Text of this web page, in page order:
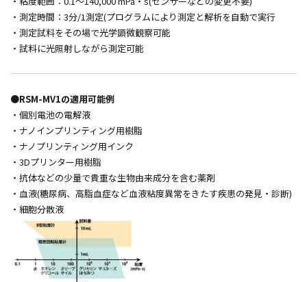
・測定時間： 3分/1測定(プログラムにより測定と解析を自動で実行
・測定試料をその場で光学顕微観察可能
・試料に光照射しながら測定可能
●RSM-MV1の適用可能例
・個別電池の電解液
・ナノインプリンティング用樹脂
・ナノプリンティング用インク
・3Dプリンター用樹脂
・抗体などの少量で貴重な生物由来成分を含む薬剤
・血液(糖尿病、高脂血症など血液粘度異常をきたす疾患の発見・診断)
・細胞分散液